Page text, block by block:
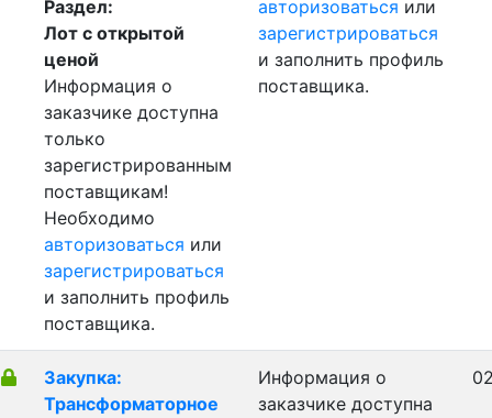
Раздел:
Лот с открытой
ценой
Информация о
заказчике доступна
только
зарегистрированным
поставщикам!
Необходимо
авторизоваться или
зарегистрироваться
и заполнить профиль
поставщика.
авторизоваться или
зарегистрироваться
и заполнить профиль
поставщика.
Закупка:
Трансформаторное
Информация о
заказчике доступна